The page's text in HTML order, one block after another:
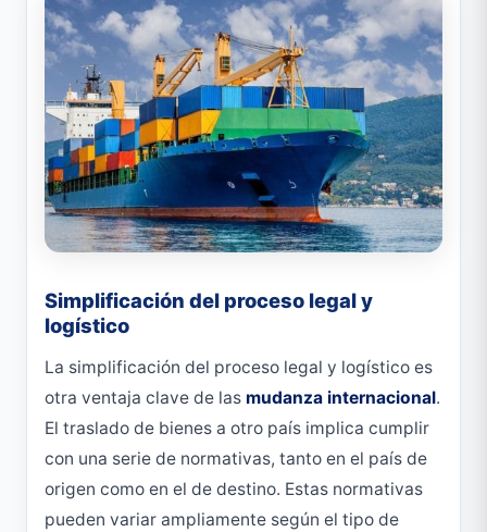
Simplificación del proceso legal y
logístico
La simplificación del proceso legal y logístico es
otra ventaja clave de las mudanza internacional.
El traslado de bienes a otro país implica cumplir
con una serie de normativas, tanto en el país de
origen como en el de destino. Estas normativas
pueden variar ampliamente según el tipo de